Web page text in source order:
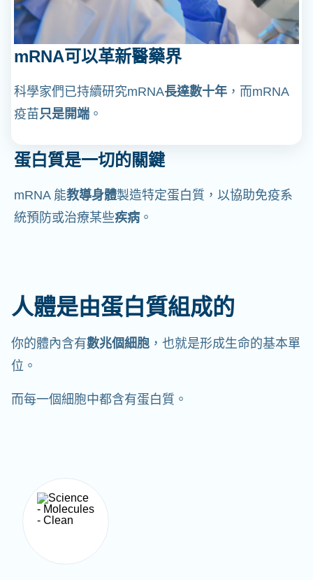
mRNA可以革新醫藥界
科學家們已持續研究mRNA長達數十年 ，而mRNA
疫苗只是開端 。
蛋白質是一切的關鍵
mRNA 能教導身體製造特定蛋白質，以協助免疫系
統預防或治療某些疾病 。
人體是由蛋白質組成的
你的體內含有數兆個細胞 ，也就是形成生命的基本單
位。
而每一個細胞中都含有蛋白質。